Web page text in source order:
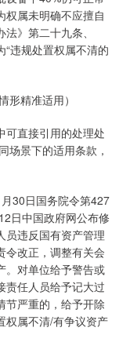
权属未明确不应擅自
》第二十九条、
“违规处置权属不清的
精准适用）
可直接引用的处理处
场景下的适用条款，
30日国务院令第427
日中国政府网公布修
员违反国有资产管理
令改正，调整有关会
。对单位给予警告或
责任人员给予记大过
节严重的，给予开除
权属不清/有争议资产